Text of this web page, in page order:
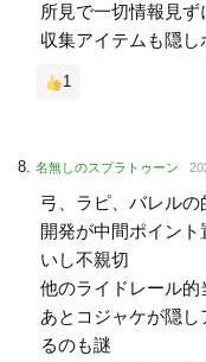
所見で一切情報見
収集アイテムも隠
1
名無しのスプラトゥーン
弓、ラピ、バレル
開発が中間ポイン
いし不親切
他のライドレール
あとコジャケが隠
るのも謎